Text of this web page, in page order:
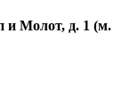
и Молот, д. 1 (м.